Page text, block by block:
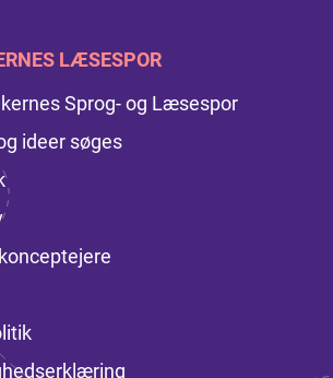
LÆSESPOR
Sprog- og Læsespor
ideer søges